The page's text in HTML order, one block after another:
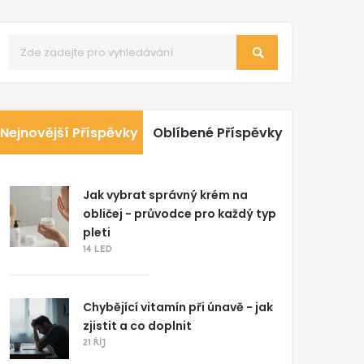
Nejnovější Příspěvky Oblíbené Příspěvky
Jak vybrat správný krém na
obličej - průvodce pro každý typ
pleti
14 LED
Chybějící vitamín při únavě - jak
zjistit a co doplnit
21 ŘÍJ